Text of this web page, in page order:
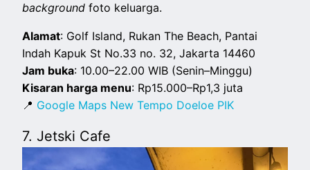
backgroundfoto keluarga.
Alamat: Golf Island, Rukan The Beach, Pantai
Indah Kapuk St No.33 no. 32, Jakarta 14460
Jam buka: 10.00–22.00 WIB (Senin–Minggu)
Kisaran harga menu: Rp15.000–Rp1,3 juta
📍 Google Maps New Tempo Doeloe PIK
7. Jetski Cafe